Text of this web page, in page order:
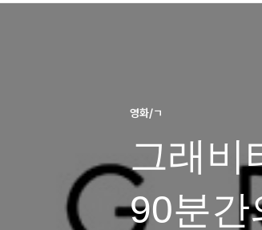
영화/ㄱ
그래비
90분간